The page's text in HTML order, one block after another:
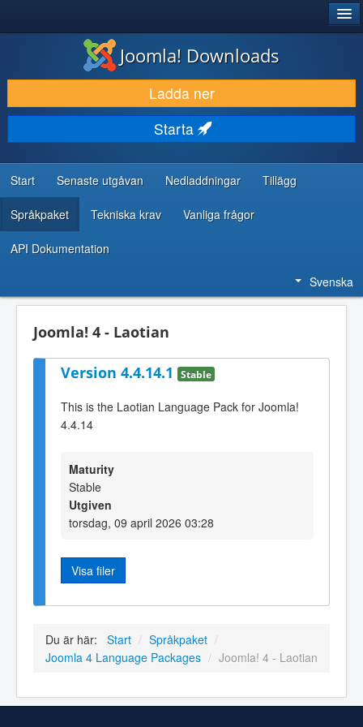
LADDA NER & UTÖKA
UPPTÄCK & LÄR
GEMENSKAP & SUPPORT
RESURSER FÖR UTVECKLARE
Joomla! Downloads
Ladda ner
Starta
Start Senaste utgåvan Nedladdningar Tillägg
Språkpaket Tekniska krav Vanliga frågor
API Dokumentation
Svenska
Joomla! 4 - Laotian
Version 4.4.14.1 Stable
This is the Laotian Language Pack for Joomla!
4.4.14
Maturity
Stable
Utgiven
torsdag, 09 april 2026 03:28
Visa filer
Du är här: Start / Språkpaket /
Joomla 4 Language Packages / Joomla! 4 - Laotian